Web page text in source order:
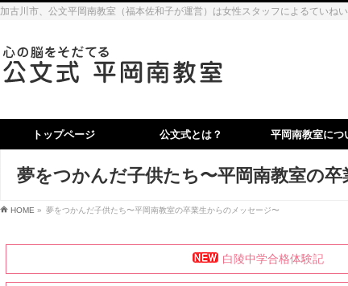
加古川市、公文平岡南教室（福本佐和子が運営）は女性スタッフによるていねい
トップページ 公文式とは？ 平岡南教室につ
夢をつかんだ子供たち〜平岡南教室の
HOME » 夢をつかんだ子供たち〜平岡南教室の卒業生からのメッセージ〜
白陵中学合格体験記